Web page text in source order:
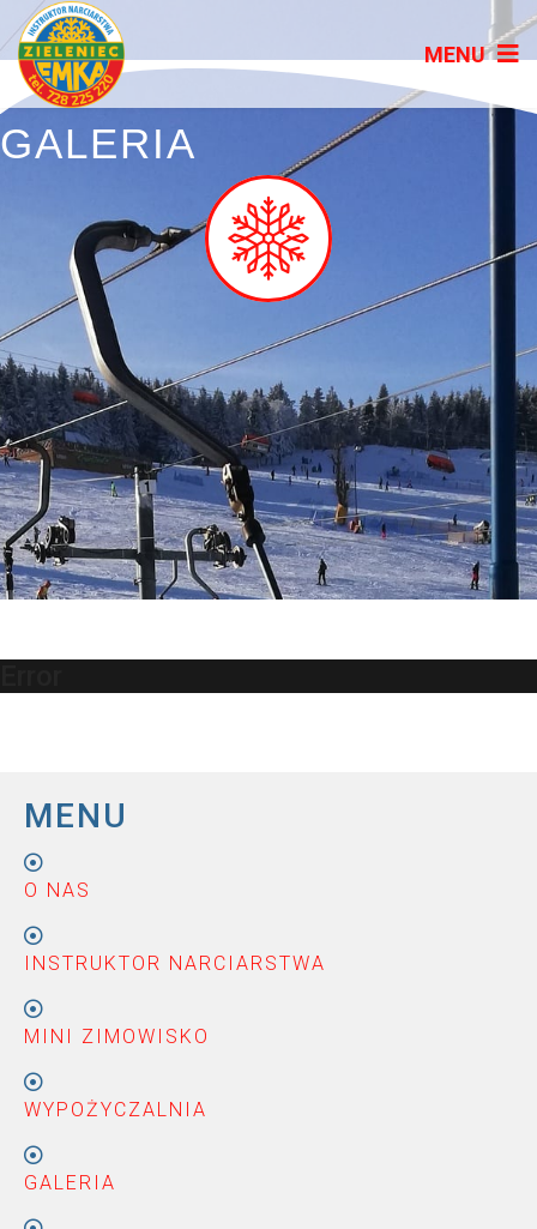
GALERIA
MENU
O NAS
INSTRUKTOR NARCIARSTWA
MINI ZIMOWISKO
WYPOŻYCZALNIA
GALERIA